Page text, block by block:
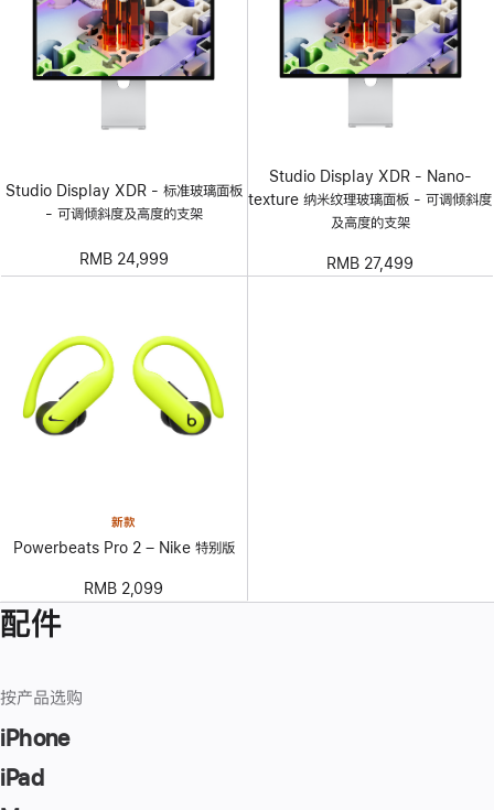
Studio Display XDR - 标准玻璃面板
- 可调倾斜度及高度的支架
RMB 24,999
Studio Display XDR - Nano-
texture 纳米纹理玻璃面板 - 可调倾斜度
及高度的支架
RMB 27,499
新款
Powerbeats Pro 2 – Nike 特别版
RMB 2,099
配件
按产品选购
iPhone
iPad